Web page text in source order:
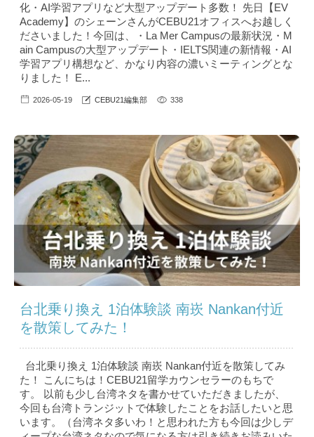
化・AI学習アプリなど大型アップデート多数！ 先日【EV
Academy】のシェーンさんがCEBU21オフィスへお越しく
ださいました！今回は、・La Mer Campusの最新状況・M
ain Campusの大型アップデート・IELTS関連の新情報・AI
学習アプリ構想など、かなり内容の濃いミーティングとな
りました！ E...
2026-05-19 CEBU21編集部 338
台北乗り換え 1泊体験談 南崁 Nankan付近
を散策してみた！
台北乗り換え 1泊体験談 南崁 Nankan付近を散策してみ
た！ こんにちは！CEBU21留学カウンセラーのもちで
す。 以前も少し台湾ネタを書かせていただきましたが、
今回も台湾トランジットで体験したことをお話したいと思
います。（台湾ネタ多いわ！と思われた方も今回は少しデ